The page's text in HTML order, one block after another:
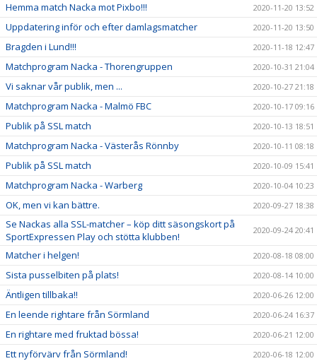
Hemma match Nacka mot Pixbo!!! 2020-11-20 13:52
Uppdatering inför och efter damlagsmatcher 2020-11-20 13:50
Bragden i Lund!!! 2020-11-18 12:47
Matchprogram Nacka - Thorengruppen 2020-10-31 21:04
Vi saknar vår publik, men ... 2020-10-27 21:18
Matchprogram Nacka - Malmö FBC 2020-10-17 09:16
Publik på SSL match 2020-10-13 18:51
Matchprogram Nacka - Västerås Rönnby 2020-10-11 08:18
Publik på SSL match 2020-10-09 15:41
Matchprogram Nacka - Warberg 2020-10-04 10:23
OK, men vi kan bättre. 2020-09-27 18:38
Se Nackas alla SSL-matcher – köp ditt säsongskort på
SportExpressen Play och stötta klubben!
2020-09-24 20:41
Matcher i helgen! 2020-08-18 08:00
Sista pusselbiten på plats! 2020-08-14 10:00
Äntligen tillbaka!! 2020-06-26 12:00
En leende rightare från Sörmland 2020-06-24 16:37
En rightare med fruktad bössa! 2020-06-21 12:00
Ett nyförvärv från Sörmland! 2020-06-18 12:00